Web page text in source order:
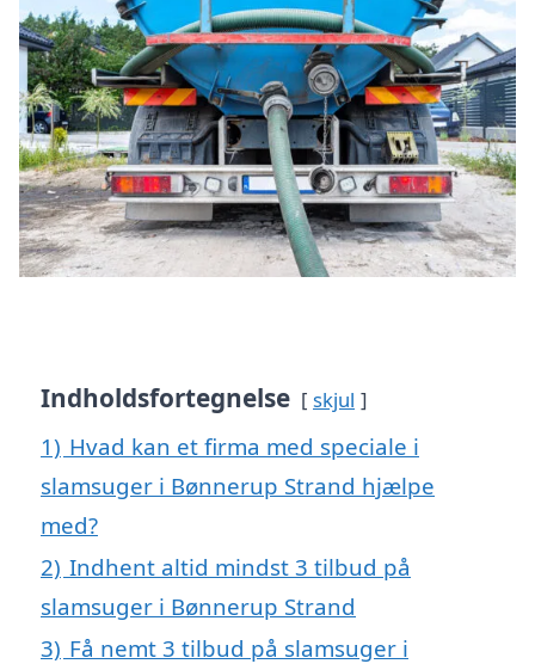
Indholdsfortegnelse skjul
1) Hvad kan et firma med speciale i
slamsuger i Bønnerup Strand hjælpe
med?
2) Indhent altid mindst 3 tilbud på
slamsuger i Bønnerup Strand
3) Få nemt 3 tilbud på slamsuger i